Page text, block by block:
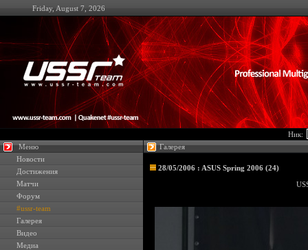
Friday, August 7, 2026
Ник:
Меню
Новости
Достижения
Матчи
Форум
#ussr-team
Галерея
Видео
Медиа
Галерея
28/05/2006 : ASUS Spring 2006 (24)